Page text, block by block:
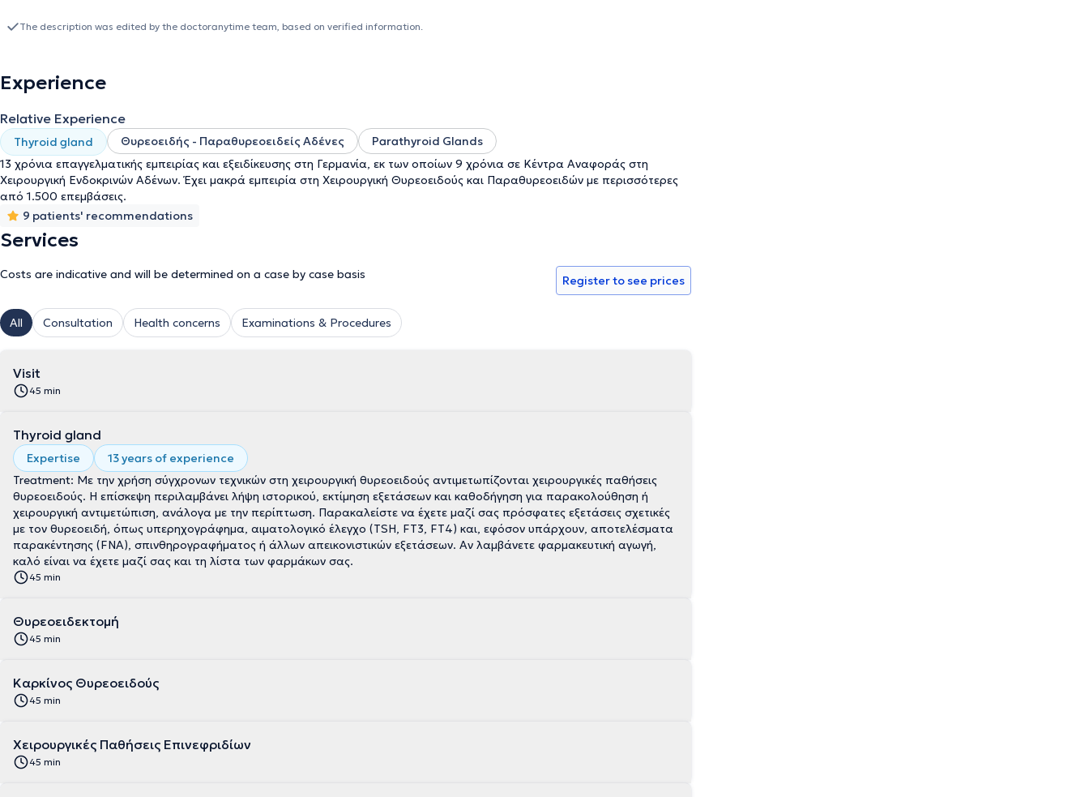
Γερμανικής Εταιρίας Χειρουργικής Ενδοκρινών Αδένων, της Γερμανικής Εταιρίας Γενικής και Σπλαχνικής Χειρουργικής και
The description was edited by the doctoranytime team, based on verified information.
Experience
Relative Experience
Thyroid gland Θυρεοειδής - Παραθυρεοειδείς Αδένες
Parathyroid Glands
13 χρόνια επαγγελματικής εμπειρίας και εξειδίκευσης στη Γερμανία, εκ των οποίων 9 χρόνια σε Κέντρα Αναφοράς στη
Χειρουργική Ενδοκρινών Αδένων. Έχει μακρά εμπειρία στη Χειρουργική Θυρεοειδούς και Παραθυρεοειδών με περισσότερες
από 1.500 επεμβάσεις.
9 patients' recommendations
Services
Costs are indicative and will be determined on a case by case basis Register to see prices
All Consultation Health concerns Examinations & Procedures
Visit
45 min
Thyroid gland
Expertise
13 years of experience
Treatment: Με την χρήση σύγχρονων τεχνικών στη χειρουργική θυρεοειδούς αντιμετωπίζονται χειρουργικές παθήσεις
θυρεοειδούς. Η επίσκεψη περιλαμβάνει λήψη ιστορικού, εκτίμηση εξετάσεων και καθοδήγηση για παρακολούθηση ή
χειρουργική αντιμετώπιση, ανάλογα με την περίπτωση. Παρακαλείστε να έχετε μαζί σας πρόσφατες εξετάσεις σχετικές
με τον θυρεοειδή, όπως υπερηχογράφημα, αιματολογικό έλεγχο (TSH, FT3, FT4) και, εφόσον υπάρχουν, αποτελέσματα
παρακέντησης (FNA), σπινθηρογραφήματος ή άλλων απεικονιστικών εξετάσεων. Αν λαμβάνετε φαρμακευτική αγωγή,
καλό είναι να έχετε μαζί σας και τη λίστα των φαρμάκων σας.
45 min
Θυρεοειδεκτομή
45 min
Καρκίνος Θυρεοειδούς
45 min
Χειρουργικές Παθήσεις Επινεφριδίων
45 min